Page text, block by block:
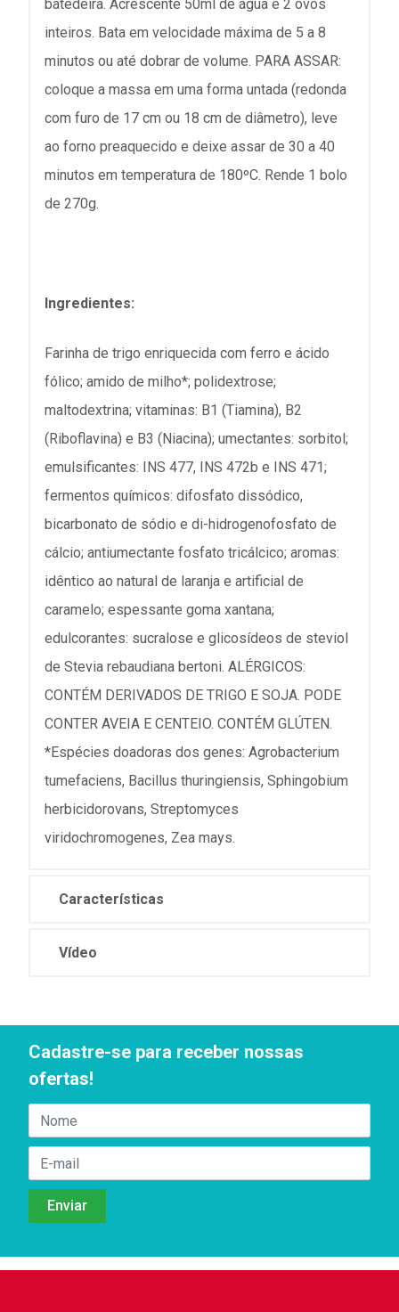
batedeira. Acrescente 50ml de água e 2 ovos
inteiros. Bata em velocidade máxima de 5 a 8
minutos ou até dobrar de volume. PARA ASSAR:
coloque a massa em uma forma untada (redonda
com furo de 17 cm ou 18 cm de diâmetro), leve
ao forno preaquecido e deixe assar de 30 a 40
minutos em temperatura de 180ºC. Rende 1 bolo
de 270g.
Ingredientes:
Farinha de trigo enriquecida com ferro e ácido
fólico; amido de milho*; polidextrose;
maltodextrina; vitaminas: B1 (Tiamina), B2
(Riboflavina) e B3 (Niacina); umectantes: sorbitol;
emulsificantes: INS 477, INS 472b e INS 471;
fermentos químicos: difosfato dissódico,
bicarbonato de sódio e di-hidrogenofosfato de
cálcio; antiumectante fosfato tricálcico; aromas:
idêntico ao natural de laranja e artificial de
caramelo; espessante goma xantana;
edulcorantes: sucralose e glicosídeos de steviol
de Stevia rebaudiana bertoni. ALÉRGICOS:
CONTÉM DERIVADOS DE TRIGO E SOJA. PODE
CONTER AVEIA E CENTEIO. CONTÉM GLÚTEN.
*Espécies doadoras dos genes: Agrobacterium
tumefaciens, Bacillus thuringiensis, Sphingobium
herbicidorovans, Streptomyces
viridochromogenes, Zea mays.
Características
Vídeo
Cadastre-se para receber nossas
ofertas!